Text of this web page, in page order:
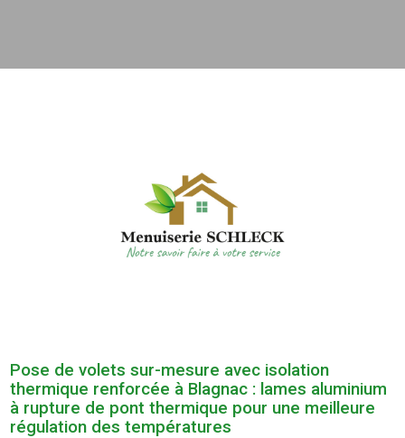
Pose de volets sur-mesure avec isolation
thermique renforcée à Blagnac : lames aluminium
à rupture de pont thermique pour une meilleure
régulation des températures